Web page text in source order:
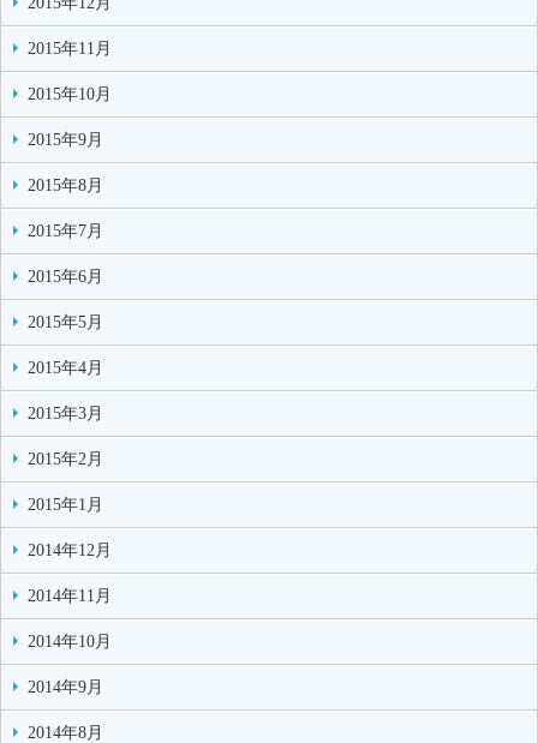
2015年11月
2015年10月
2015年9月
2015年8月
2015年7月
2015年6月
2015年5月
2015年4月
2015年3月
2015年2月
2015年1月
2014年12月
2014年11月
2014年10月
2014年9月
2014年8月